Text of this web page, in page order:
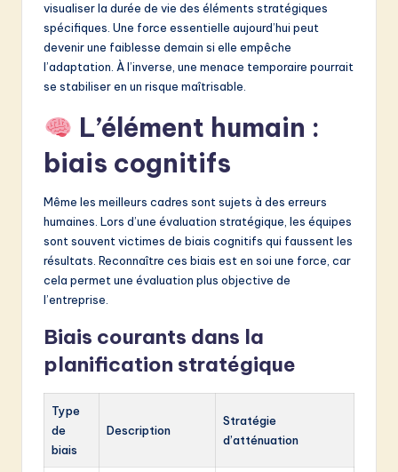
visualiser la durée de vie des éléments stratégiques
spécifiques. Une force essentielle aujourd’hui peut
devenir une faiblesse demain si elle empêche
l’adaptation. À l’inverse, une menace temporaire pourrait
se stabiliser en un risque maîtrisable.
L’élément humain :
biais cognitifs
Même les meilleurs cadres sont sujets à des erreurs
humaines. Lors d’une évaluation stratégique, les équipes
sont souvent victimes de biais cognitifs qui faussent les
résultats. Reconnaître ces biais est en soi une force, car
cela permet une évaluation plus objective de
l’entreprise.
Biais courants dans la
planification stratégique
Type
de
biais
Description
Stratégie
d’atténuation